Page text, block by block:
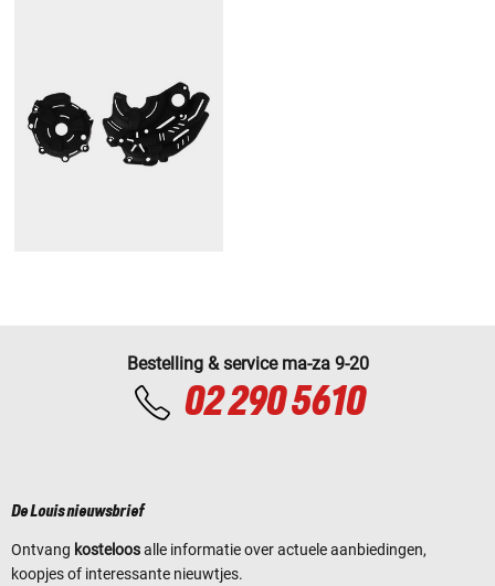
Bestelling & service ma-za 9-20
02 290 5610
De Louis nieuwsbrief
Ontvang kosteloosalle informatie over actuele aanbiedingen,
koopjes of interessante nieuwtjes.